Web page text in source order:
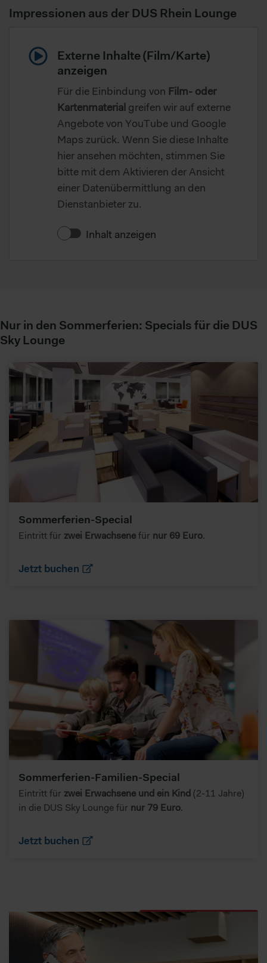
Impressionen aus der DUS Rhein Lounge
Externe Inhalte (Film/Karte)
anzeigen
Für die Einbindung von Film- oder
Kartenmaterial greifen wir auf externe
Angebote von YouTube und Google
Maps zurück. Wenn Sie diese Inhalte
hier ansehen möchten, stimmen Sie
bitte mit dem Aktivieren der Ansicht
einer Datenübermittlung an den
Dienstanbieter zu.
Inhalt anzeigen
Nur in den Sommerferien: Specials für die DUS
Sky Lounge
Sommerferien-Special
Eintritt für zwei Erwachsene für nur 69 Euro.
Jetzt buchen
Sommerferien-Familien-Special
Eintritt für zwei Erwachsene und ein Kind (2-11 Jahre)
in die DUS Sky Lounge für nur 79 Euro.
Jetzt buchen
ANGEBOTE